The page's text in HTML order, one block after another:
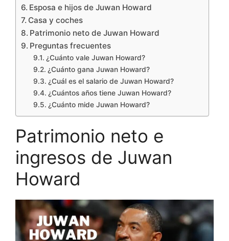
Esposa e hijos de Juwan Howard
Casa y coches
Patrimonio neto de Juwan Howard
Preguntas frecuentes
¿Cuánto vale Juwan Howard?
¿Cuánto gana Juwan Howard?
¿Cuál es el salario de Juwan Howard?
¿Cuántos años tiene Juwan Howard?
¿Cuánto mide Juwan Howard?
Patrimonio neto e
ingresos de Juwan
Howard